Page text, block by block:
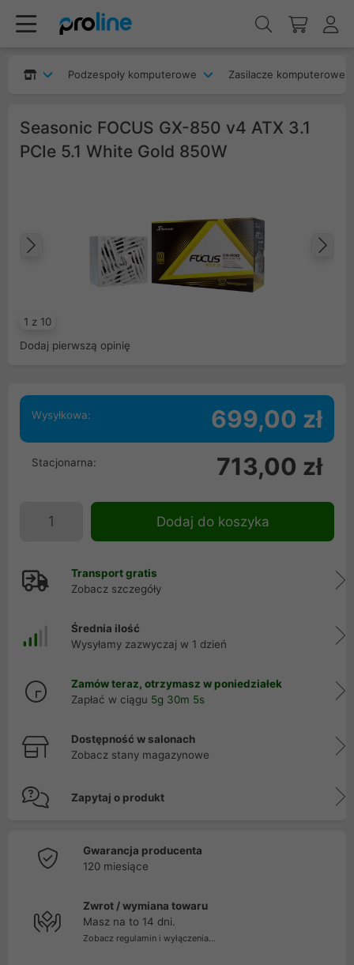
Podzespoły komputerowe Zasilacze komputerowe
Seasonic FOCUS GX-850 v4 ATX 3.1
PCIe 5.1 White Gold 850W
1 z 10
Poprzedni
Dodaj pierwszą opinię
Wysyłkowa: 699,00 zł
Stacjonarna: 713,00 zł
Dodaj do koszyka
Transport gratis
Zobacz szczegóły
Średnia ilość
Wysyłamy zazwyczaj w 1 dzień
Zamów teraz, otrzymasz w poniedziałek
Zapłać w ciągu 5g 30m 4s
Dostępność w salonach
Zobacz stany magazynowe
Zapytaj o produkt
Gwarancja producenta
120 miesiące
Zwrot / wymiana towaru
Masz na to 14 dni.
Zobacz regulamin i wyłączenia...